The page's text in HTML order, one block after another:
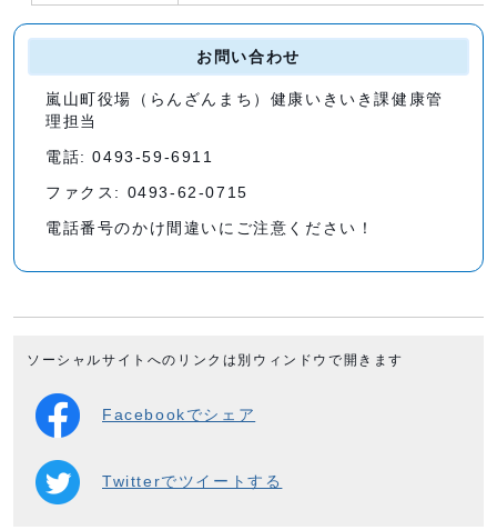
お問い合わせ
嵐山町役場（らんざんまち）健康いきいき課健康管
理担当
電話: 0493-59-6911
ファクス: 0493-62-0715
電話番号のかけ間違いにご注意ください！
ソーシャルサイトへのリンクは別ウィンドウで開きます
Facebookでシェア
Twitterでツイートする